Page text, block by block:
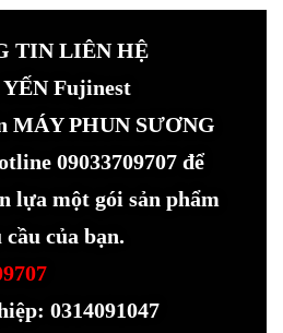
TIN LIÊN HỆ
Fujinest
MÁY PHUN SƯƠNG
09033709707 để
lựa một gói sản phẩm
của bạn.
0314091047